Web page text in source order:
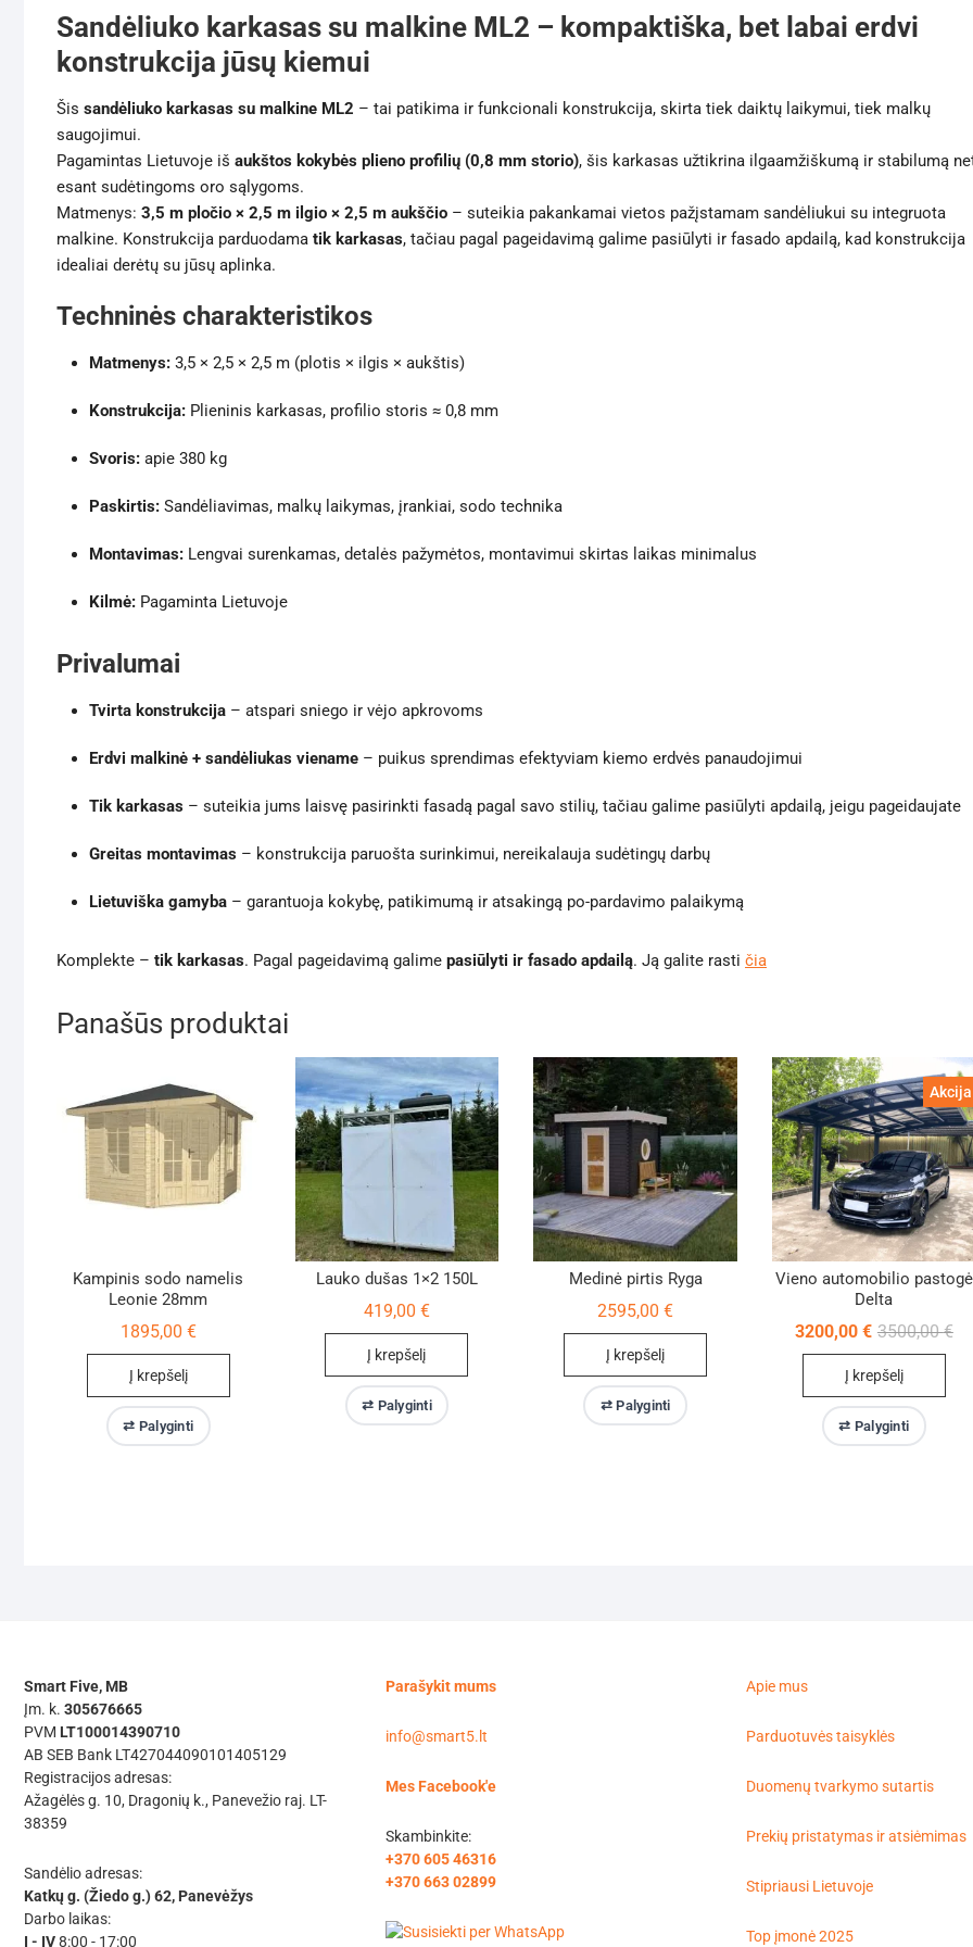
Sandėliuko karkasas su malkine ML2 – kompaktiška, bet labai erdvi
konstrukcija jūsų kiemui
Šis sandėliuko karkasas su malkine ML2 – tai patikima ir funkcionali konstrukcija, skirta tiek daiktų laikymui, tiek malkų
saugojimui.
Pagamintas Lietuvoje iš aukštos kokybės plieno profilių (0,8 mm storio), šis karkasas užtikrina ilgaamžiškumą ir stabilumą
esant sudėtingoms oro sąlygoms.
Matmenys: 3,5 m pločio × 2,5 m ilgio × 2,5 m aukščio – suteikia pakankamai vietos pažįstamam sandėliukui su integruota
malkine. Konstrukcija parduodama tik karkasas, tačiau pagal pageidavimą galime pasiūlyti ir fasado apdailą, kad konstrukcija
idealiai derėtų su jūsų aplinka.
Techninės charakteristikos
Matmenys: 3,5 × 2,5 × 2,5 m (plotis × ilgis × aukštis)
Konstrukcija: Plieninis karkasas, profilio storis ≈ 0,8 mm
Svoris: apie 380 kg
Paskirtis: Sandėliavimas, malkų laikymas, įrankiai, sodo technika
Montavimas: Lengvai surenkamas, detalės pažymėtos, montavimui skirtas laikas minimalus
Kilmė: Pagaminta Lietuvoje
Privalumai
Tvirta konstrukcija – atspari sniego ir vėjo apkrovoms
Erdvi malkinė + sandėliukas viename – puikus sprendimas efektyviam kiemo erdvės panaudojimui
Tik karkasas – suteikia jums laisvę pasirinkti fasadą pagal savo stilių, tačiau galime pasiūlyti apdailą, jeigu pageidaujate
Greitas montavimas – konstrukcija paruošta surinkimui, nereikalauja sudėtingų darbų
Lietuviška gamyba – garantuoja kokybę, patikimumą ir atsakingą po-pardavimo palaikymą
Komplekte – tik karkasas. Pagal pageidavimą galime pasiūlyti ir fasado apdailą. Ją galite rasti čia
Panašūs produktai
Kampinis sodo namelis
Leonie 28mm
1895,00 €
Į krepšelį
⇄ Palyginti
Lauko dušas 1×2 150L
419,00 €
Į krepšelį
⇄ Palyginti
Medinė pirtis Ryga
2595,00€
Į krepšelį
⇄ Palyginti
Vieno automobilio pastogė
Delta
3500,00€
3200,00 €
Į krepšelį
⇄ Palyginti
Smart Five, MB
Įm. k. 305676665
PVM LT100014390710
AB SEB Bank LT427044090101405129
Registracijos adresas:
Ažagėlės g. 10, Dragonių k., Panevežio raj. LT-
38359
Sandėlio adresas:
Katkų g. (Žiedo g.) 62, Panevėžys
Darbo laikas:
I - IV8:00 - 17:00
Parašykit mums
info@smart5.lt
Mes Facebook'e
Skambinkite:
+370 605 46316
+370 663 02899
Apie mus
Parduotuvės taisyklės
Duomenų tvarkymo sutartis
Prekių pristatymas ir atsiėmimas
Stipriausi Lietuvoje
Top įmonė 2025